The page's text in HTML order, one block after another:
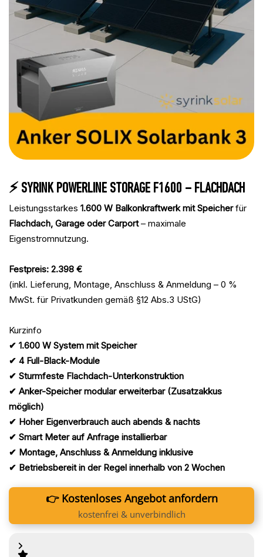
⚡ SYRINK POWERLINE STORAGE F1600 – FLACHDACH
Leistungsstarkes 1.600 W Balkonkraftwerk mit Speicherfür
Flachdach, Garage oder Carport– maximale
Eigenstromnutzung.
Festpreis: 2.398 €
(inkl. Lieferung, Montage, Anschluss & Anmeldung – 0 %
MwSt. für Privatkunden gemäß §12 Abs.3 UStG)
Kurzinfo
✔ 1.600 W System mit Speicher
✔ 4 Full-Black-Module
✔ Sturmfeste Flachdach-Unterkonstruktion
✔ Anker-Speicher modular erweiterbar (Zusatzakkus
möglich)
✔ Hoher Eigenverbrauch auch abends & nachts
✔ Smart Meter auf Anfrage installierbar
✔ Montage, Anschluss & Anmeldung inklusive
✔ Betriebsbereit in der Regel innerhalb von 2 Wochen
👉 Kostenloses Angebot anfordern
kostenfrei & unverbindlich